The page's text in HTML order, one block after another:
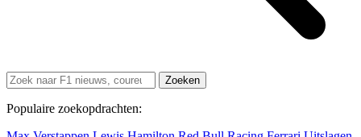
Zoeken
Populaire zoekopdrachten: